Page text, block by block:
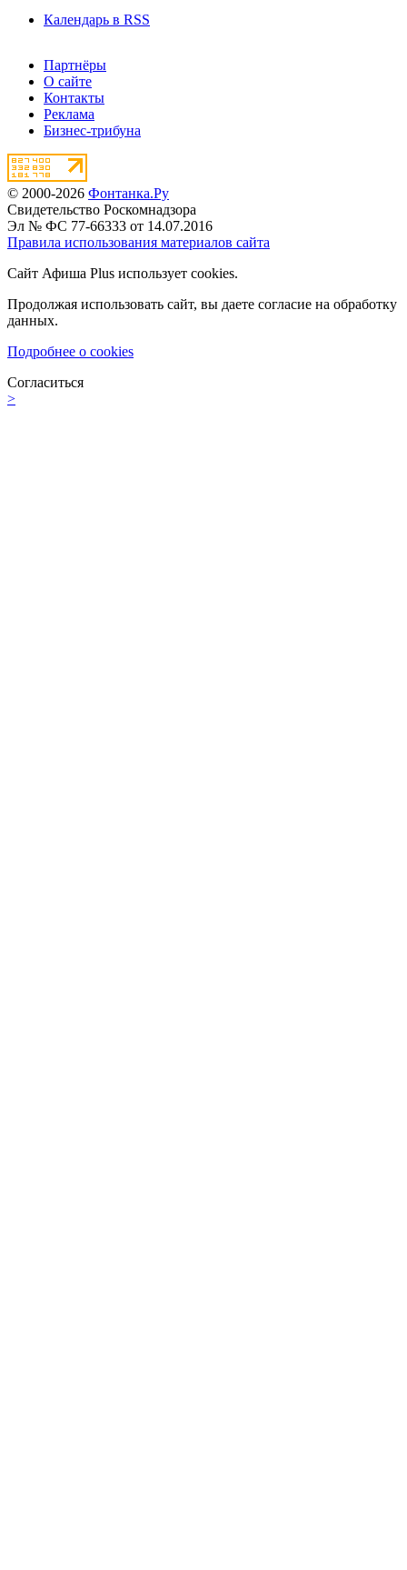
Календарь в RSS
Партнёры
О сайте
Контакты
Реклама
Бизнес-трибуна
© 2000-2026 Фонтанка.Ру
Свидетельство Роскомнадзора
Эл № ФС 77-66333 от 14.07.2016
Правила использования материалов сайта
Сайт Афиша Plus использует cookies.
Продолжая использовать сайт, вы даете согласие на обработку
данных.
Подробнее о cookies
Согласиться
>